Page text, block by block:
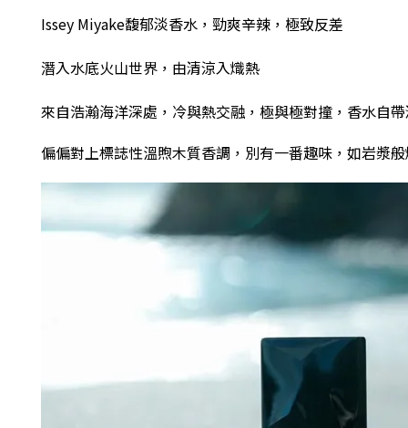
Issey Miyake馥郁淡香水，勁爽辛辣，極致反差
潛入水底火山世界，由清涼入熾熱
來自浩瀚海洋深處，冷與熱交融，極與極對撞 ， 香水自
偏偏對上標誌性溫煦木質香調，別有一番趣味 ， 如岩漿